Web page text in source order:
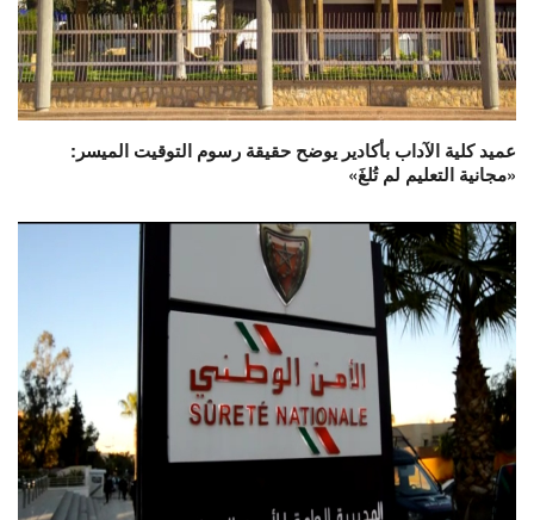
عميد كلية الآداب بأكادير يوضح حقيقة رسوم التوقيت الميسر:
«مجانية التعليم لم تُلغَ»